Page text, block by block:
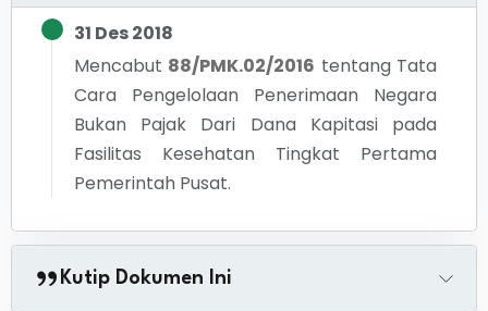
31 Des 2018
Mencabut 88/PMK.02/2016 tentang Tata
Cara Pengelolaan Penerimaan Negara
Bukan Pajak Dari Dana Kapitasi pada
Fasilitas Kesehatan Tingkat Pertama
Pemerintah Pusat.
Kutip Dokumen Ini